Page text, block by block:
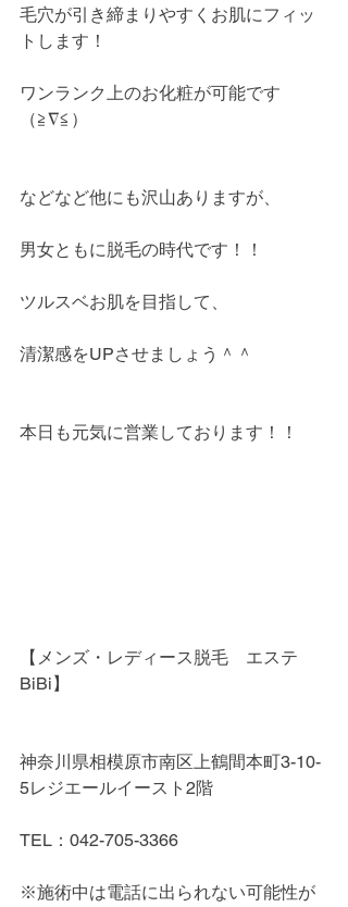
毛穴が引き締まりやすくお肌にフィッ
トします！
ワンランク上のお化粧が可能です
（≧∇≦）
などなど他にも沢山ありますが、
男女ともに脱毛の時代です！！
ツルスベお肌を目指して、
清潔感をUPさせましょう＾＾
本日も元気に営業しております！！
【メンズ・レディース脱毛　エステ
BiBi】
神奈川県相模原市南区上鶴間本町3-10-
5レジエールイースト2階
TEL：042-705-3366
※施術中は電話に出られない可能性が